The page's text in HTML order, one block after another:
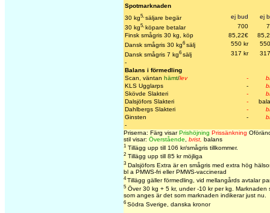
Spotmarknaden
30 kg5, säljare begär ej bud
ej
30 kg5, köpare betalar 700
Finsk smågris 30 kg, köp
85,22€
Dansk smågris 30 kg6 sälj 550 kr
Dansk smågris 7 kg6 sälj 317 kr
-
Balans i förmedling
Scan, väntan hämt/lev -
KLS Ugglarps
-
Skövde Slakteri
-
Dalsjöfors Slakteri
-
Dahlbergs Slakteri
-
Ginsten
-
-
Priserna: Färg visarPrishöjning Prissänkning
stil visar: Överstående brist, balans
1 Tillägg upp till 106 kr/smågris tillkommer.
2 Tillägg upp till 85 kr möjliga
3 Dalsjöfors Extra är en smågris med extra hög
bl a PMWS-fri eller PMWS-vaccinerad
4Tillägg gäller förmedling, vid mellangårds avtalar
5 Över 30 kg + 5 kr, under -10 kr per kg. Marknaden
som anges är det som marknaden indikerar just nu.
6 Södra Sverige, danska kronor